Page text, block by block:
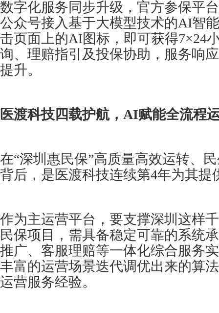
数字化服务同步升级，官方参保平
公众号接入基于大模型技术的AI智
击页面上的AI图标，即可获得7×24
询、理赔指引及投保协助，服务响
提升。
医渡科技四载护航，AI赋能全流程
在“深圳惠民保”高质量高效运转、
背后，是医渡科技连续第4年为其提
作为主运营平台，要支撑深圳这样
民保项目，需具备稳定可靠的系统
推广、客服理赔等一体化综合服务
丰富的运营场景迭代调优出来的算
运营服务经验。